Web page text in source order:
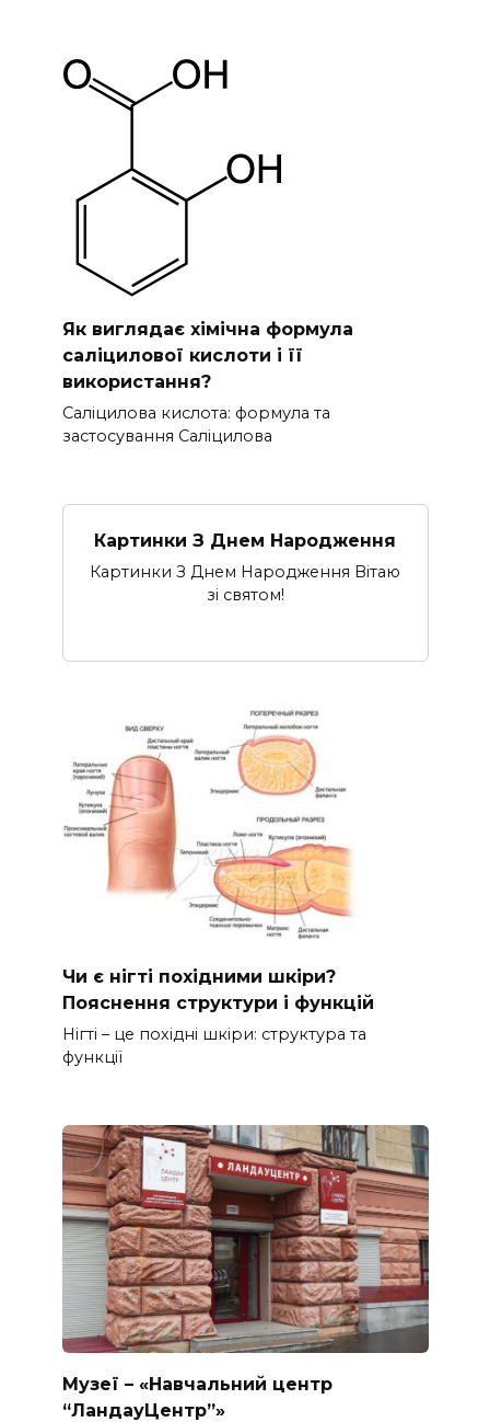
Як виглядає хімічна формула
саліцилової кислоти і її
використання?
Саліцилова кислота: формула та
застосування Саліцилова
Картинки З Днем Народження
Картинки З Днем Народження Вітаю
зі святом!
Чи є нігті похідними шкіри?
Пояснення структури і функцій
Нігті – це похідні шкіри: структура та
функції
Музеї – «Навчальний центр
“ЛандауЦентр”»